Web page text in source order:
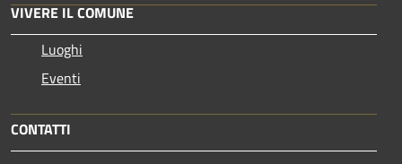
VIVERE IL COMUNE
Luoghi
Eventi
CONTATTI